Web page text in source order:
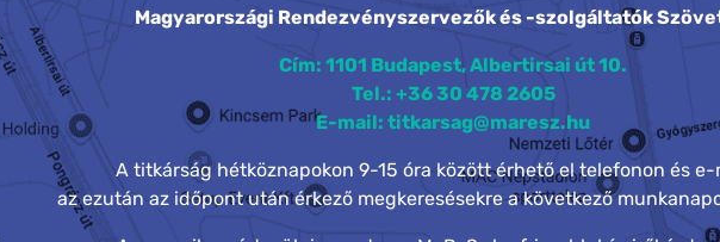
Magyarországi Rendezvényszervezők és -szolgáltatók
Cím: 1101 Budapest, Albertirsai út 10.
Tel.: +36 30 478 2605
E-mail: titkarsag@maresz.hu
A titkárság hétköznapokon 9-15 óra között érhető el telefonon és e-
az ezután az időpont után érkező megkeresésekre a következő